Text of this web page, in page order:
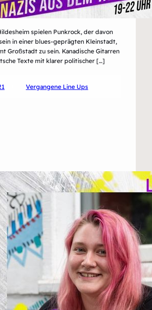
spielen Punkrock, der davon
in einer blues-geprägten Kleinstadt,
Großstadt zu sein. Kanadische Gitarren
Texte mit klarer politischer […]
Vergangene Line Ups